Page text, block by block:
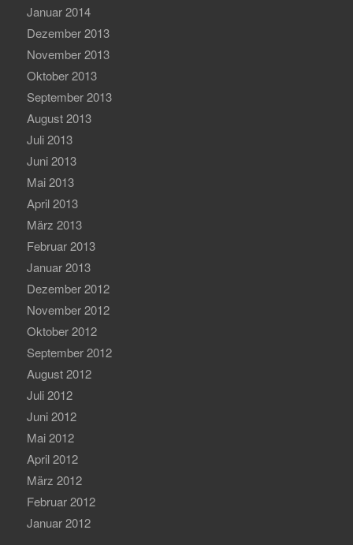
Januar 2014
Dezember 2013
November 2013
Oktober 2013
September 2013
August 2013
Juli 2013
Juni 2013
Mai 2013
April 2013
März 2013
Februar 2013
Januar 2013
Dezember 2012
November 2012
Oktober 2012
September 2012
August 2012
Juli 2012
Juni 2012
Mai 2012
April 2012
März 2012
Februar 2012
Januar 2012